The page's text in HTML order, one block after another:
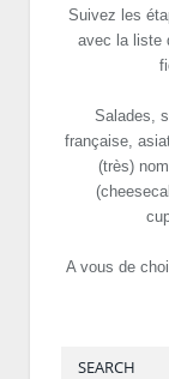
Suivez les
avec la liste
Salades,
française,
(très)
A vous de
SEARCH